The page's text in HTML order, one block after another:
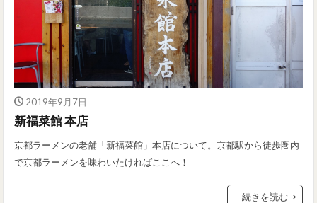
2019年9月7日
新福菜館 本店
京都ラーメンの老舗「新福菜館」本店について。京都駅から徒歩圏内
で京都ラーメンを味わいたければここへ！
続きを読む